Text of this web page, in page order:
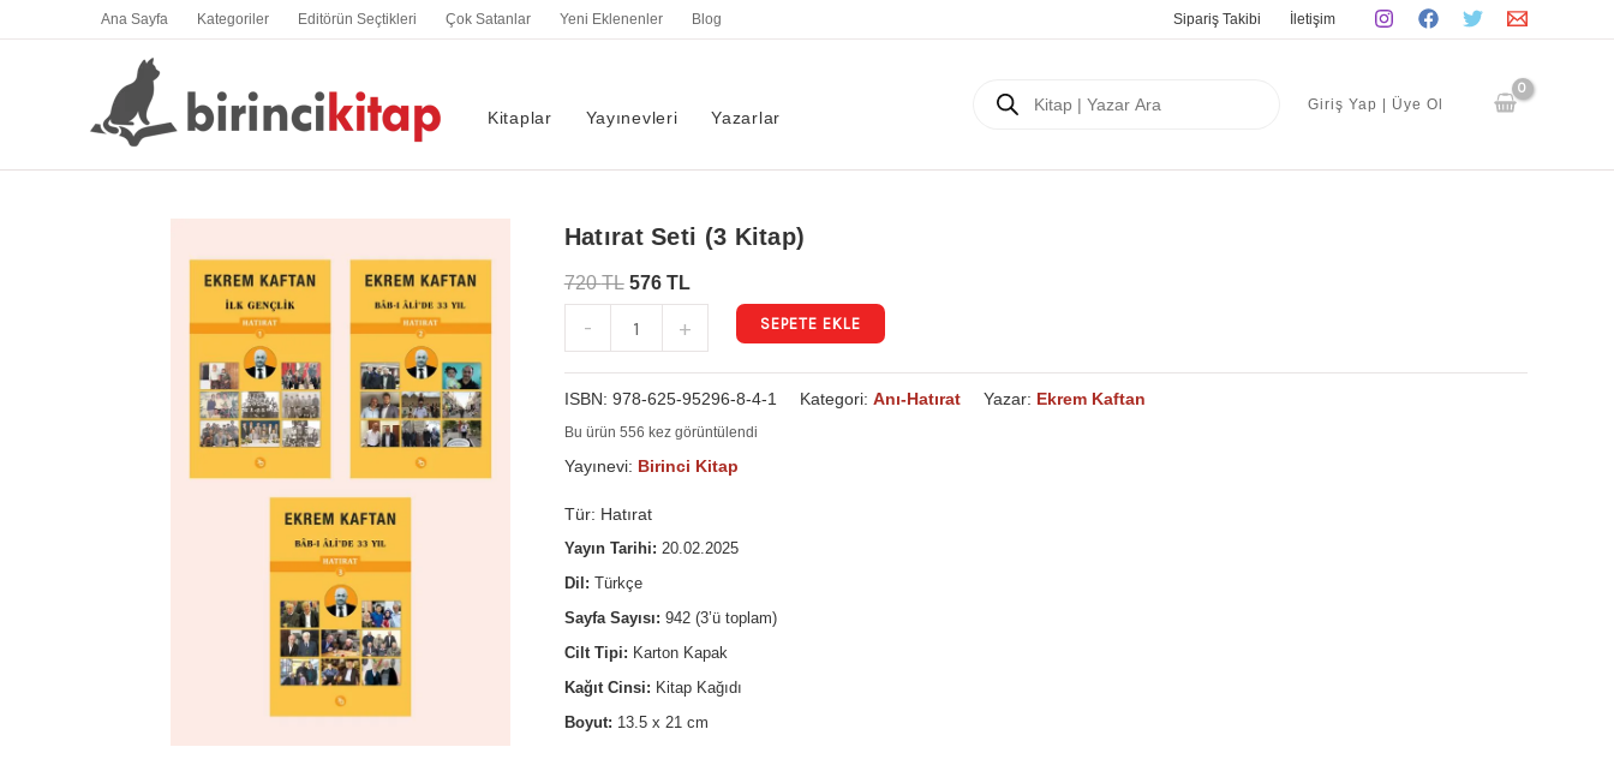
Ana Sayfa Kategoriler Editörün Seçtikleri Çok Satanlar Yeni Eklenenler Blog Sipariş Takibi İletişim
Kitaplar Yayınevleri Yazarlar
search
Giriş Yap | Üye Ol
Hatırat Seti (3 Kitap)
720TL 576 TL
-
Hatırat
(3
Kitap)
adet
+ SEPETE EKLE
ISBN: 978-625-95296-8-4-1 Kategori: Anı-Hatırat Yazar: Ekrem Kaftan
Bu ürün 556 kez görüntülendi
Yayınevi: Birinci Kitap
Tür: Hatırat
Yayın Tarihi: 20.02.2025
Dil: Türkçe
Sayfa Sayısı: 942 (3’ü toplam)
Cilt Tipi: Karton Kapak
Kağıt Cinsi: Kitap Kağıdı
Boyut: 13.5 x 21 cm